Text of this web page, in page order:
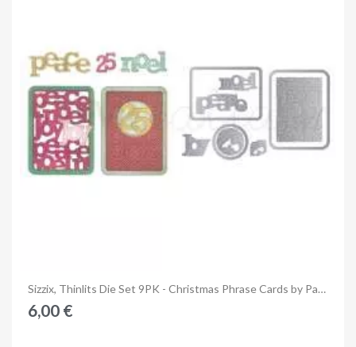
Anteprima Sizzix, Thinlits Die Set 9PK - Christmas Phrase Cards by Paula Pascual
6,00 €